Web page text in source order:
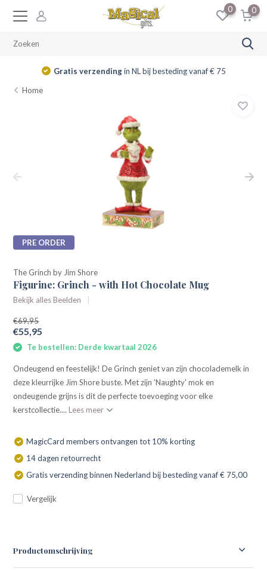
0 0
Gratis verzendingin NL bij besteding vanaf € 75
Home
PRE ORDER
The Grinch by Jim Shore
Figurine: Grinch - with Hot Chocolate Mug
Bekijk alles Beelden
€69,95
€55,95
Te bestellen: Derde kwartaal 2026
Ondeugend en feestelijk! De Grinch geniet van zijn chocolademelk in
deze kleurrijke Jim Shore buste. Met zijn 'Naughty' mok en
ondeugende grijns is dit de perfecte toevoeging voor elke
kerstcollectie.... Lees meer
MagicCard members ontvangen tot 10% korting
14 dagen retourrecht
Gratis verzending binnen Nederland bij besteding vanaf € 75,00
Vergelijk
Productomschrijving